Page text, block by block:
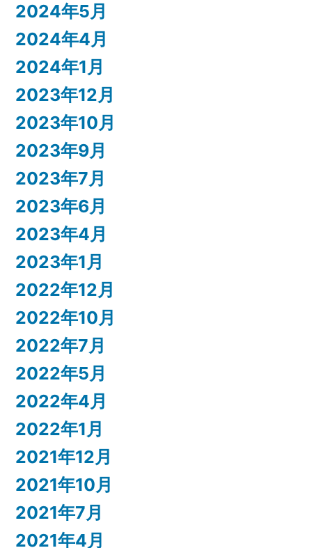
2024年5月
2024年4月
2024年1月
2023年12月
2023年10月
2023年9月
2023年7月
2023年6月
2023年4月
2023年1月
2022年12月
2022年10月
2022年7月
2022年5月
2022年4月
2022年1月
2021年12月
2021年10月
2021年7月
2021年4月